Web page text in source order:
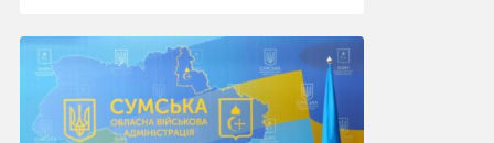
10:33, 12.05.2026